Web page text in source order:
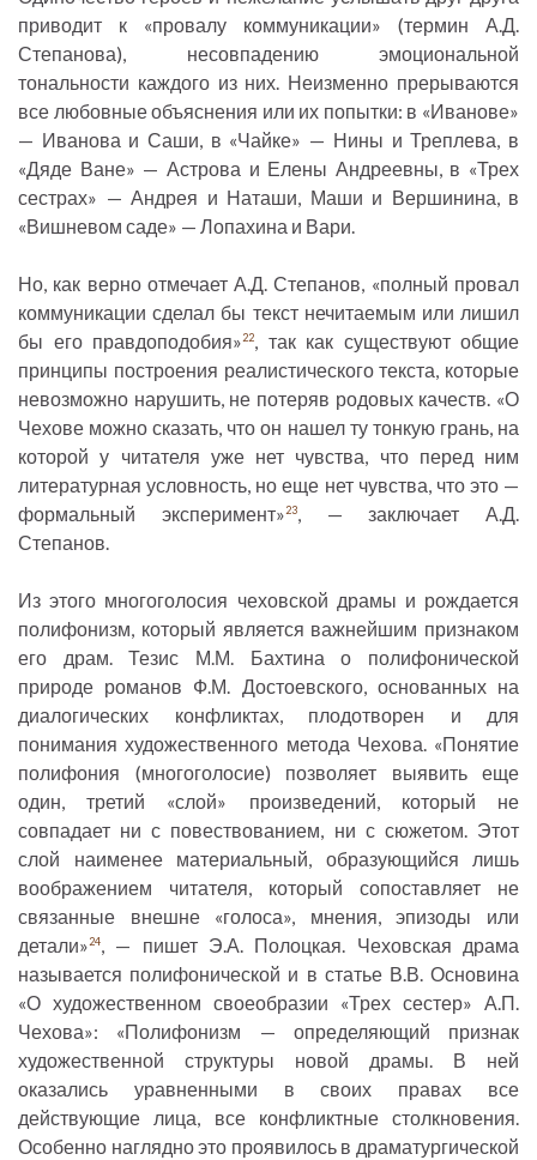
приводит к «провалу коммуникации» (термин А.Д.
Степанова), несовпадению эмоциональной
тональности каждого из них. Неизменно прерываются
все любовные объяснения или их попытки: в «Иванове»
— Иванова и Саши, в «Чайке» — Нины и Треплева, в
«Дяде Ване» — Астрова и Елены Андреевны, в «Трех
сестрах» — Андрея и Наташи, Маши и Вершинина, в
«Вишневом саде» — Лопахина и Вари.
Но, как верно отмечает А.Д. Степанов, «полный провал
коммуникации сделал бы текст нечитаемым или лишил
бы его правдоподобия»22, так как существуют общие
принципы построения реалистического текста, которые
невозможно нарушить, не потеряв родовых качеств. «О
Чехове можно сказать, что он нашел ту тонкую грань, на
которой у читателя уже нет чувства, что перед ним
литературная условность, но еще нет чувства, что это —
формальный эксперимент»23, — заключает А.Д.
Степанов.
Из этого многоголосия чеховской драмы и рождается
полифонизм, который является важнейшим признаком
его драм. Тезис М.М. Бахтина о полифонической
природе романов Ф.М. Достоевского, основанных на
диалогических конфликтах, плодотворен и для
понимания художественного метода Чехова. «Понятие
полифония (многоголосие) позволяет выявить еще
один, третий «слой» произведений, который не
совпадает ни с повествованием, ни с сюжетом. Этот
слой наименее материальный, образующийся лишь
воображением читателя, который сопоставляет не
связанные внешне «голоса», мнения, эпизоды или
детали»24, — пишет Э.А. Полоцкая. Чеховская драма
называется полифонической и в статье В.В. Основина
«О художественном своеобразии «Трех сестер» А.П.
Чехова»: «Полифонизм — определяющий признак
художественной структуры новой драмы. В ней
оказались уравненными в своих правах все
действующие лица, все конфликтные столкновения.
Особенно наглядно это проявилось в драматургической